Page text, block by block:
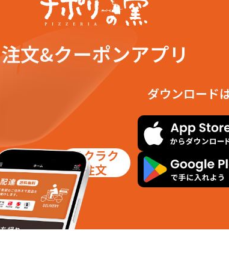
注文&クーポンアプリ
ラクラク
注文
ダウンロード